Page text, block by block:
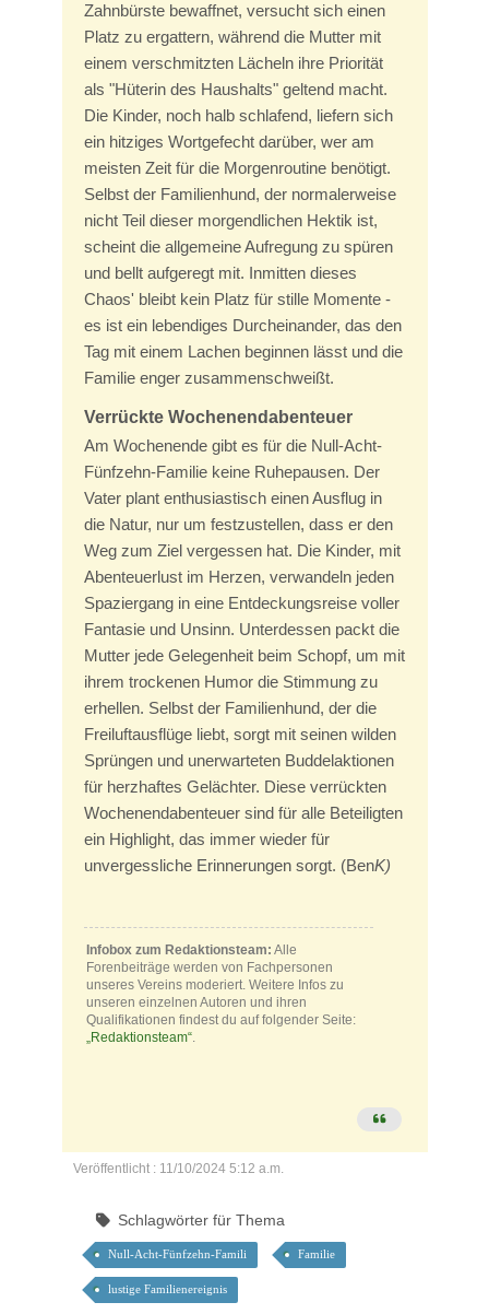
Zahnbürste bewaffnet, versucht sich einen
Platz zu ergattern, während die Mutter mit
einem verschmitzten Lächeln ihre Priorität
als "Hüterin des Haushalts" geltend macht.
Die Kinder, noch halb schlafend, liefern sich
ein hitziges Wortgefecht darüber, wer am
meisten Zeit für die Morgenroutine benötigt.
Selbst der Familienhund, der normalerweise
nicht Teil dieser morgendlichen Hektik ist,
scheint die allgemeine Aufregung zu spüren
und bellt aufgeregt mit. Inmitten dieses
Chaos' bleibt kein Platz für stille Momente -
es ist ein lebendiges Durcheinander, das den
Tag mit einem Lachen beginnen lässt und die
Familie enger zusammenschweißt.
Verrückte Wochenendabenteuer
Am Wochenende gibt es für die Null-Acht-
Fünfzehn-Familie keine Ruhepausen. Der
Vater plant enthusiastisch einen Ausflug in
die Natur, nur um festzustellen, dass er den
Weg zum Ziel vergessen hat. Die Kinder, mit
Abenteuerlust im Herzen, verwandeln jeden
Spaziergang in eine Entdeckungsreise voller
Fantasie und Unsinn. Unterdessen packt die
Mutter jede Gelegenheit beim Schopf, um mit
ihrem trockenen Humor die Stimmung zu
erhellen. Selbst der Familienhund, der die
Freiluftausflüge liebt, sorgt mit seinen wilden
Sprüngen und unerwarteten Buddelaktionen
für herzhaftes Gelächter. Diese verrückten
Wochenendabenteuer sind für alle Beteiligten
ein Highlight, das immer wieder für
unvergessliche Erinnerungen sorgt. (BenK)
Infobox zum Redaktionsteam: Alle
Forenbeiträge werden von Fachpersonen
unseres Vereins moderiert. Weitere Infos zu
unseren einzelnen Autoren und ihren
Qualifikationen findest du auf folgender Seite:
„Redaktionsteam“.
Veröffentlicht : 11/10/2024 5:12 a.m.
Schlagwörter für Thema
Null-Acht-Fünfzehn-Famili Familie
lustige Familienereignis